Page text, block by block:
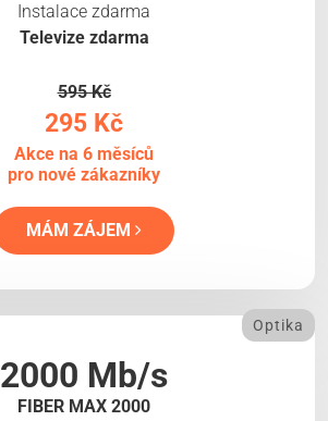
Instalace zdarma
Televize zdarma
595 Kč
295 Kč
Akce na 6 měsíců
pro nové zákazníky
MÁM ZÁJEM
2000 Mb/s
FIBER MAX 2000
Optika